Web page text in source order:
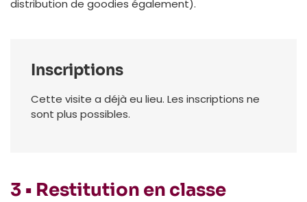
distribution de goodies également).
Inscriptions
Cette visite a déjà eu lieu. Les inscriptions ne
sont plus possibles.
3 • Restitution en classe